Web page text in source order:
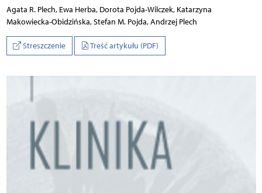
Agata R. Plech, Ewa Herba, Dorota Pojda-Wilczek, Katarzyna
Makowiecka-Obidzińska, Stefan M. Pojda, Andrzej Plech
Streszczenie Treść artykułu (PDF)